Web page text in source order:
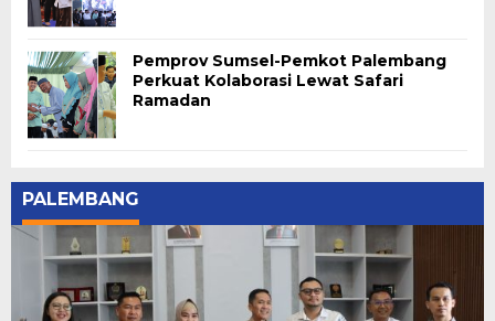
Pemprov Sumsel-Pemkot Palembang
Perkuat Kolaborasi Lewat Safari
Ramadan
PALEMBANG